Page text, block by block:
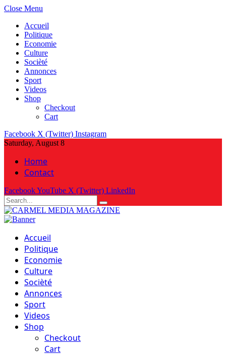
Close Menu
Accueil
Politique
Economie
Culture
Socièté
Annonces
Sport
Videos
Shop
Checkout
Cart
Facebook X (Twitter) Instagram
Saturday, August 8
Home
Contact
FacebookYouTube X (Twitter) LinkedIn
Accueil
Politique
Economie
Culture
Socièté
Annonces
Sport
Videos
Shop
Checkout
Cart